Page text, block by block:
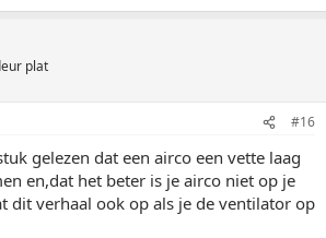
plat
#16
gelezen dat een airco een vette laag
en,dat het beter is je airco niet op je
dit verhaal ook op als je de ventilator op